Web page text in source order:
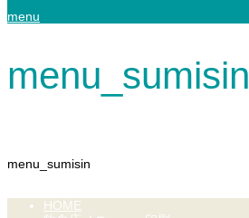
menu
menu_sumisin
menu_sumisin
HOME